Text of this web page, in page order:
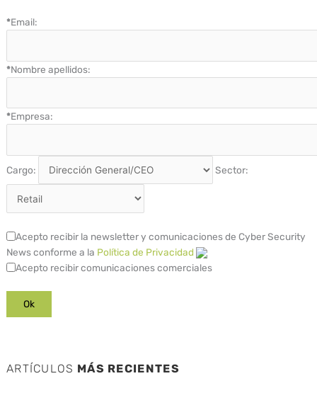
*Email:
*Nombre apellidos:
*Empresa:
Cargo: Sector:
Acepto recibir la newsletter y comunicaciones de Cyber Security
News conforme a la Política de Privacidad
Acepto recibir comunicaciones comerciales
ARTÍCULOS MÁS RECIENTES